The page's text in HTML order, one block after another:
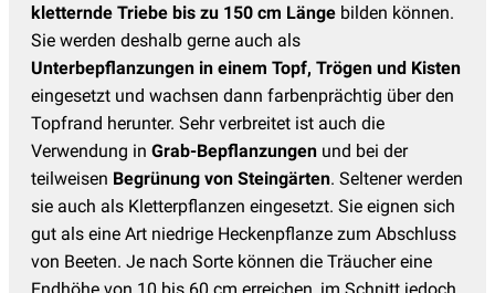
kletternde Triebe bis zu 150 cm Länge bilden können.
Sie werden deshalb gerne auch als
Unterbepflanzungen in einem Topf, Trögen und Kisten
eingesetzt und wachsen dann farbenprächtig über den
Topfrand herunter. Sehr verbreitet ist auch die
Verwendung in Grab-Bepflanzungen und bei der
teilweisen Begrünung von Steingärten. Seltener werden
sie auch als Kletterpflanzen eingesetzt. Sie eignen sich
gut als eine Art niedrige Heckenpflanze zum Abschluss
von Beeten. Je nach Sorte können die Träucher eine
Endhöhe von 10 bis 60 cm erreichen, im Schnitt jedoch